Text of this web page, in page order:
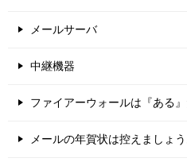
メールサーバ
中継機器
ファイアーウォールは『ある
メールの年賀状は控えましょう